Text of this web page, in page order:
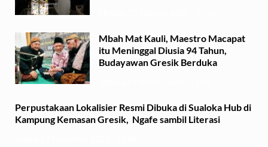
Mbah Mat Kauli, Maestro Macapat
itu Meninggal Diusia 94 Tahun,
Budayawan Gresik Berduka
Perpustakaan Lokalisier Resmi Dibuka di Sualoka Hub di
Kampung Kemasan Gresik, Ngafe sambil Literasi